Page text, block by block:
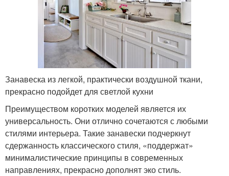
Занавеска из легкой, практически воздушной ткани,
прекрасно подойдет для светлой кухни
Преимуществом коротких моделей является их
универсальность. Они отлично сочетаются с любыми
стилями интерьера. Такие занавески подчеркнут
сдержанность классического стиля, «поддержат»
минималистические принципы в современных
направлениях, прекрасно дополнят эко стиль.